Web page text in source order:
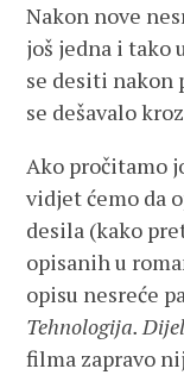
Nakon nove
još jedna i tako
se desiti nakon
se dešavalo
Ako pročitamo
vidjet ćemo da
desila (kako
opisanih u
opisu nesreće
Tehnologija.
filma zapravo